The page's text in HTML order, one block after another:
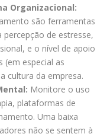
Organizacional:
são ferramentas
percepção de estresse,
e o nível de apoio
(em especial as
cultura da empresa.
Monitore o uso
plataformas de
Uma baixa
não se sentem à